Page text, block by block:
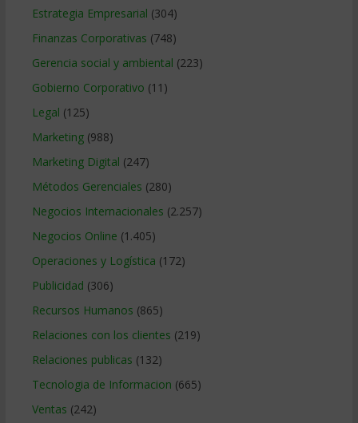
Estrategia Empresarial (304)
Finanzas Corporativas (748)
Gerencia social y ambiental (223)
Gobierno Corporativo (11)
Legal (125)
Marketing(988)
Marketing Digital (247)
Métodos Gerenciales (280)
Negocios Internacionales (2.257)
Negocios Online (1.405)
Operaciones y Logística (172)
Publicidad (306)
Recursos Humanos (865)
Relaciones con los clientes (219)
Relaciones publicas (132)
Tecnologia de Informacion (665)
Ventas (242)